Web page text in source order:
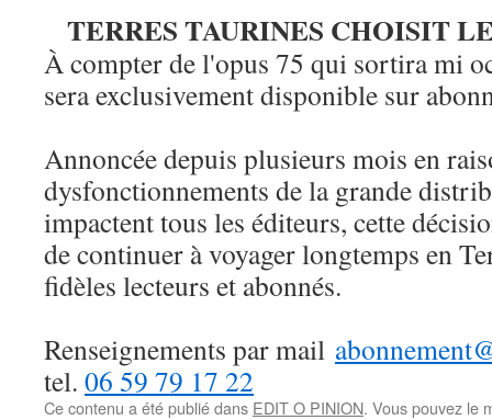
TERRES TAURINES CHOISIT
À compter de l'opus 75 qui sortira mi
sera exclusivement disponible sur
Annoncée depuis plusieurs mois en
dysfonctionnements de la grande
impactent tous les éditeurs, cette
de continuer à voyager longtemps en
fidèles lecteurs et abonnés.
Renseignements par mail
tel. 06 59 79 17 22
Ce contenu a été publié dans EDIT O PINION. Vous pouvez le